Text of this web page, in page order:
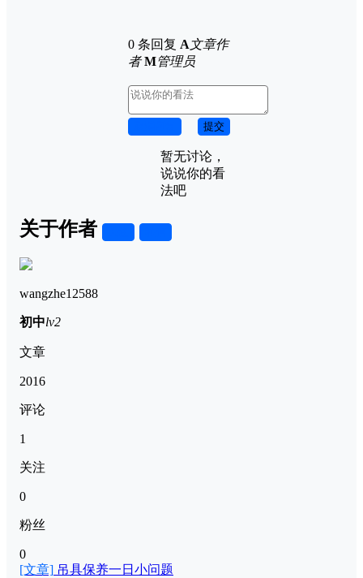
0 条回复 A文章作
者 M管理员
提交
暂无讨论，
说说你的看
法吧
关于作者
wangzhe12588
初中lv2
文章
2016
评论
1
关注
0
粉丝
0
[文章] 吊具保养一日小问题